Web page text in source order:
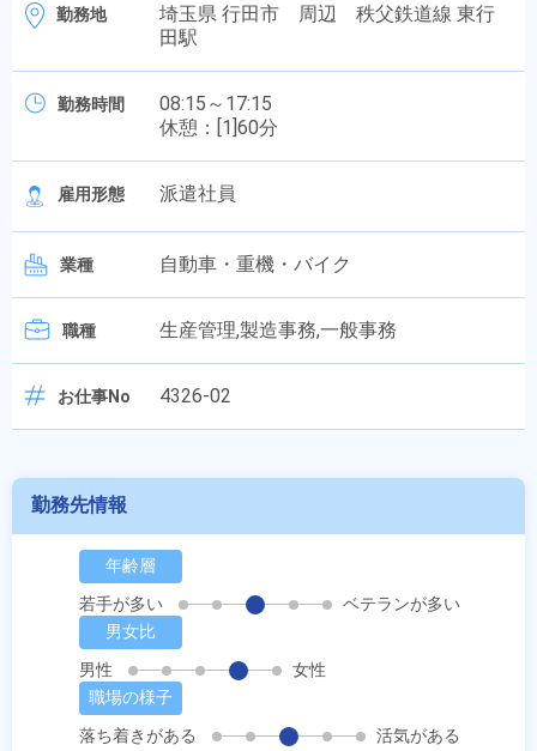
勤務地
埼玉県 行田市 周辺 秩父鉄道線 東行
田駅
勤務時間
08:15～17:15
休憩：[1]60分
雇用形態 派遣社員
業種 自動車・重機・バイク
職種 生産管理,製造事務,一般事務
お仕事No 4326-02
勤務先情報
年齢層
若手が多い
ベテランが多い
男女比
男性
女性
職場の様子
落ち着きがある
活気がある